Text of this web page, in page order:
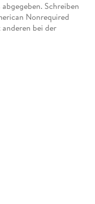
Schreiben
Nonrequired
bei der